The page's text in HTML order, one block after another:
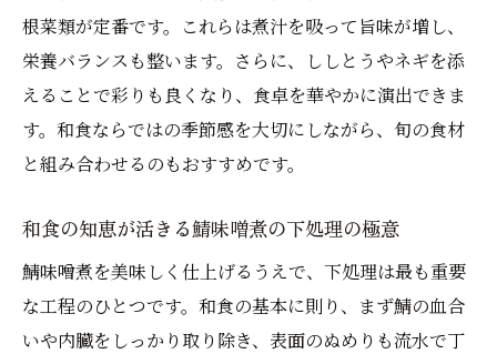
鯖味噌煮を健康的に楽しむ和食の知恵
和食の視点で見る鯖味噌煮のカロリー対策
法
和食の鯖味噌煮でダイエット効果を高める
工夫
かし方
和食らしさを守る鯖味噌煮の糖質・脂質調
整法
和食で学ぶ鯖味噌煮の適量と健康管理ポイ
根菜類が定番です。これらは煮汁を吸って旨味が増し、
栄養バランスも整います。さらに、ししとうやネギを添
えることで彩りも良くなり、食卓を華やかに演出できま
す。和食ならではの季節感を大切にしながら、旬の食材
と組み合わせるのもおすすめです。
和食の知恵が活きる鯖味噌煮の下処理の極意
鯖味噌煮を美味しく仕上げるうえで、下処理は最も重要
な工程のひとつです。和食の基本に則り、まず鯖の血合
いや内臓をしっかり取り除き、表面のぬめりも流水で丁